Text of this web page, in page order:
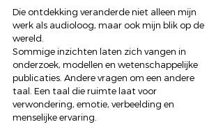
Die ontdekking veranderde niet alleen mijn
werk als audioloog, maar ook mijn blik op de
wereld.
Sommige inzichten laten zich vangen in
onderzoek, modellen en wetenschappelijke
publicaties. Andere vragen om een andere
taal. Een taal die ruimte laat voor
verwondering, emotie, verbeelding en
menselijke ervaring.